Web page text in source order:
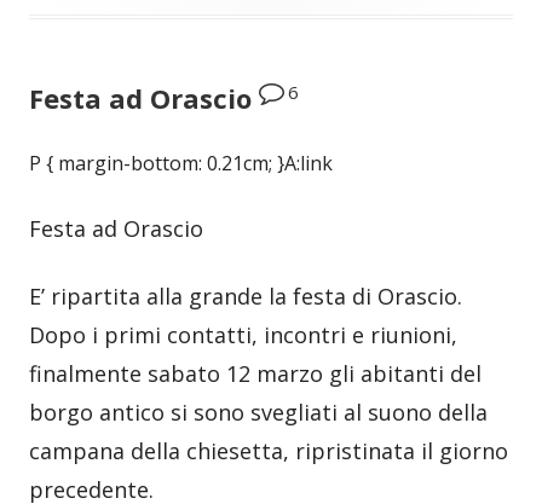
Festa ad Orascio 6
P { margin-bottom: 0.21cm; }A:link
Festa ad Orascio
E’ ripartita alla grande la festa di Orascio.
Dopo i primi contatti, incontri e riunioni,
finalmente sabato 12 marzo gli abitanti del
borgo antico si sono svegliati al suono della
campana della chiesetta, ripristinata il giorno
precedente.